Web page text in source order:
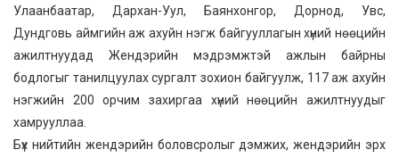
Улаанбаатар, Дархан-Уул, Баянхонгор, Дорнод, Увс,
Дундговь аймгийн аж ахуйн нэгж байгууллагын хүний нөөцийн
ажилтнуудад Жендэрийн мэдрэмжтэй ажлын байрны
бодлогыг танилцуулах сургалт зохион байгуулж, 117 аж ахуйн
нэгжийн 200 орчим захиргаа хүний нөөцийн ажилтнуудыг
хамрууллаа.
Бүх нийтийн жендэрийн боловсролыг дэмжих, жендэрийн эрх